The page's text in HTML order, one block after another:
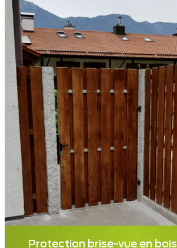
Protection brise-vue en bois